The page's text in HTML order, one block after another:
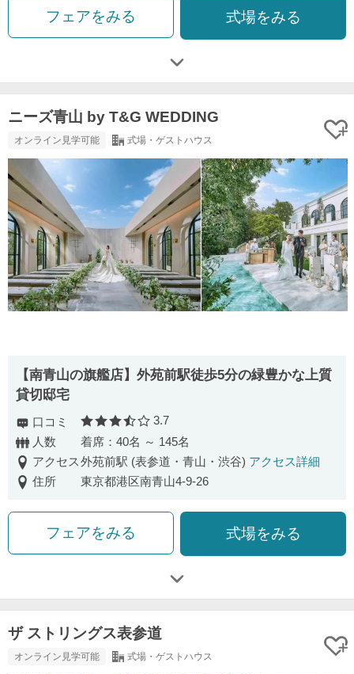
フェアをみる 式場をみる
ニーズ青山 by T&G WEDDING
オンライン見学可能 式場・ゲストハウス
【南⻘⼭の旗艦店】外苑前駅徒歩5分の緑豊かな上質
貸切邸宅
口コミ 口コミ評価
3.7
人数
着席：40名 ～ 145名
アクセス外苑前駅 (表参道・青山・渋谷) アクセス詳細
住所
東京都港区南青山4-9-26
フェアをみる 式場をみる
ザ ストリングス表参道
オンライン見学可能 式場・ゲストハウス